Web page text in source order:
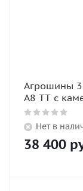
Агрошины
А8 TT с
Нет в
38 400